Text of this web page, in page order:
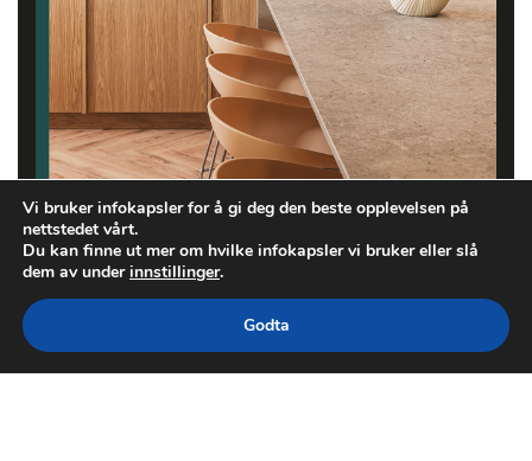
Vi bruker infokapsler for å gi deg den beste opplevelsen på
nettstedet vårt.
Du kan finne ut mer om hvilke infokapsler vi bruker eller slå
dem av underinnstillinger.
Godta